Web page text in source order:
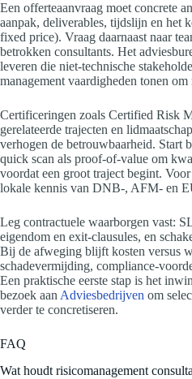
Een offerteaanvraag moet concrete
aanpak, deliverables, tijdslijn en het
fixed price). Vraag daarnaast naar
betrokken consultants. Het
leveren die niet-technische
management vaardigheden tonen om
Certificeringen zoals Certified Risk
gerelateerde trajecten en
verhogen de betrouwbaarheid. Start
quick scan als proof-of-value om
voordat een groot traject begint.
lokale kennis van DNB-, AFM- en
Leg contractuele waarborgen vast:
eigendom en exit-clausules, en
Bij de afweging blijft kosten versus
schadevermijding, compliance-
Een praktische eerste stap is het
bezoek aan Adviesbedrijven om
verder te concretiseren.
FAQ
Wat houdt risicomanagement